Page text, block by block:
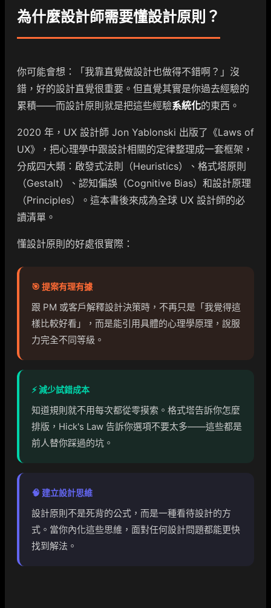
為什麼設計師需要懂設計原則？
你可能會想：「我靠直覺做設計也做得不錯啊？」沒
錯，好的設計直覺很重要。但直覺其實是你過去經驗的
累積——而設計原則就是把這些經驗系統化的東西。
2020 年，UX 設計師 Jon Yablonski 出版了《Laws of
UX》，把心理學中跟設計相關的定律整理成一套框架，
分成四大類：啟發式法則（Heuristics）、格式塔原則
（Gestalt）、認知偏誤（Cognitive Bias）和設計原理
（Principles）。這本書後來成為全球 UX 設計師的必
讀清單。
懂設計原則的好處很實際：
🎯 提案有理有據
跟 PM 或客戶解釋設計決策時，不再只是「我覺得這
樣比較好看」，而是能引用具體的心理學原理，說服
力完全不同等級。
⚡ 減少試錯成本
知道規則就不用每次都從零摸索。格式塔告訴你怎麼
排版，Hick's Law 告訴你選項不要太多——這些都是
前人替你踩過的坑。
🧠 建立設計思維
設計原則不是死背的公式，而是一種看待設計的方
式。當你內化這些思維，面對任何設計問題都能更快
找到解法。